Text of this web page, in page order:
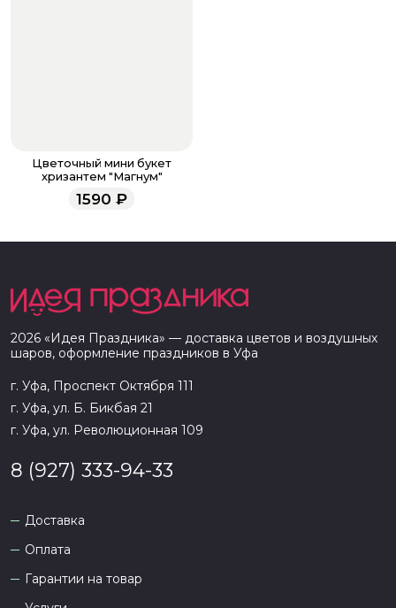
Цветочный мини букет
хризантем "Магнум"
1590 ₽
2026 «Идея Праздника» — доставка цветов и воздушных
шаров, оформление праздников в Уфа
г. Уфа, Проспект Октября 111
г. Уфа, ул. Б. Бикбая 21
г. Уфа, ул. Революционная 109
8 (927) 333-94-33
Доставка
Оплата
Гарантии на товар